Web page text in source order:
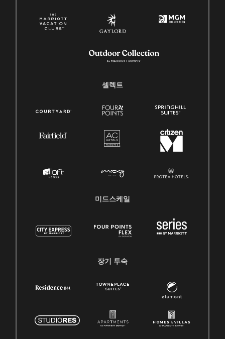
셀렉트
미드스케일
장기 투숙